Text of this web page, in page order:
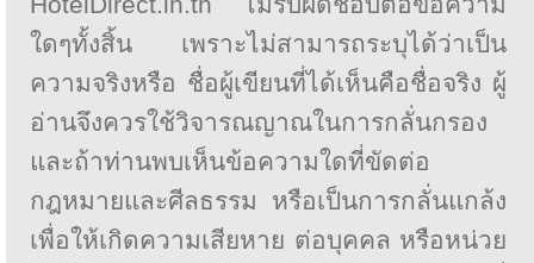
ใดๆทั้งสิ้น เพราะไม่สามารถระบุได้ว่าเป็น
ความจริงหรือ ชื่อผู้เขียนที่ได้เห็นคือชื่อจริง ผู้
อ่านจึงควรใช้วิจารณญาณในการกลั่นกรอง
และถ้าท่านพบเห็นข้อความใดที่ขัดต่อ
กฎหมายและศีลธรรม หรือเป็นการกลั่นแกล้ง
เพื่อให้เกิดความเสียหาย ต่อบุคคล หรือหน่วย